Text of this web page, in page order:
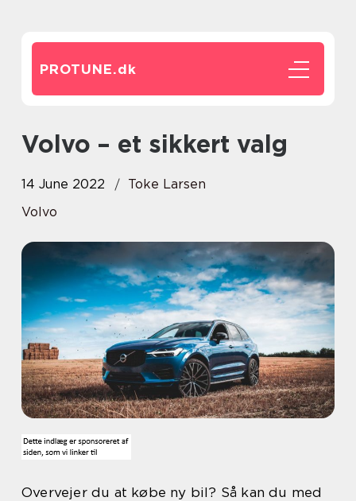
PROTUNE.dk
Volvo – et sikkert valg
14 June 2022
Toke Larsen
Volvo
Overvejer du at købe ny bil? Så kan du med